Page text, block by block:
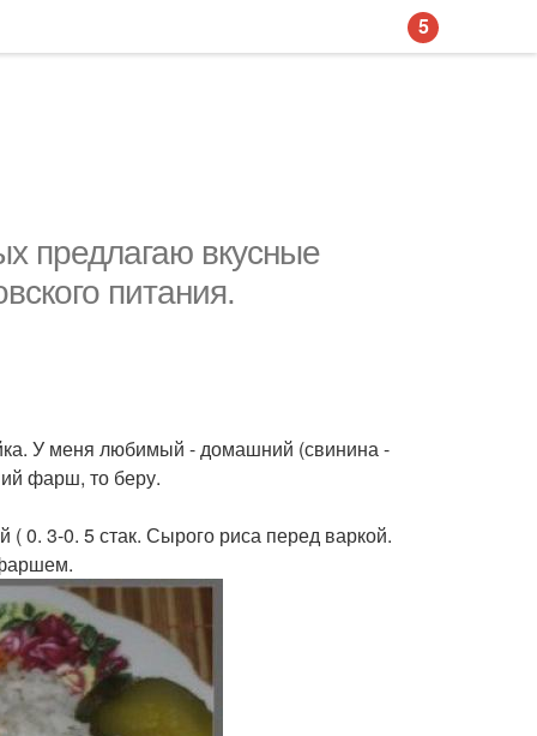
предлагаю вкусные
питания.
У меня любимый - домашний (свинина -
фарш, то беру.
0. 3-0. 5 стак. Сырого риса перед варкой.
5